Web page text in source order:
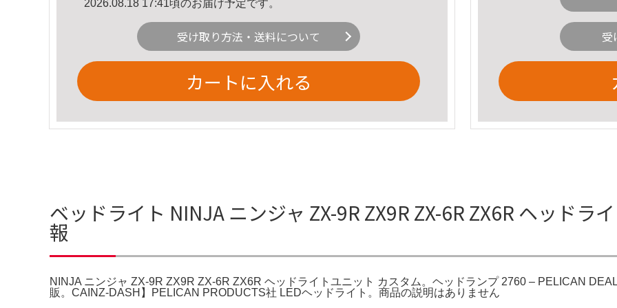
2026.08.18 17:41頃のお届け予定です。
受け取り方法・送料について
カートに入れる
受
ベッドライト NINJA ニンジャ ZX-9R ZX9R ZX-6R ZX6R ヘッドラ
報
NINJA ニンジャ ZX-9R ZX9R ZX-6R ZX6R ヘッドライトユニット カスタム。ヘッドランプ 2760 – PELICAN
販。CAINZ-DASH】PELICAN PRODUCTS社 LEDヘッドライト。商品の説明はありません